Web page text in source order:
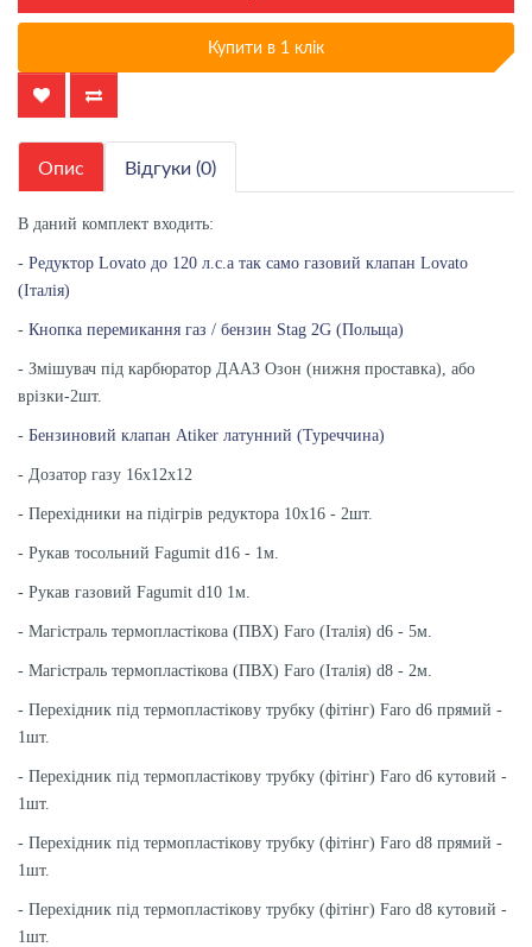
Купити в 1 клік
Опис Відгуки (0)
В даний комплект входить:
- Редуктор Lovato до 120 л.с.а так само газовий клапан Lovato
(Італія)
- Кнопка перемикання газ / бензин Stag 2G (Польща)
- Змішувач під карбюратор ДААЗ Озон (нижня проставка), або
врізки-2шт.
- Бензиновий клапан Atiker латунний (Туреччина)
- Дозатор газу 16х12х12
- Перехідники на підігрів редуктора 10х16 - 2шт.
- Рукав тосольний Fagumit d16 - 1м.
- Рукав газовий Fagumit d10 1м.
- Магістраль термопластікова (ПВХ) Faro (Італія) d6 - 5м.
- Магістраль термопластікова (ПВХ) Faro (Італія) d8 - 2м.
- Перехідник під термопластікову трубку (фітінг) Faro d6 прямий -
1шт.
- Перехідник під термопластікову трубку (фітінг) Faro d6 кутовий -
1шт.
- Перехідник під термопластікову трубку (фітінг) Faro d8 прямий -
1шт.
- Перехідник під термопластікову трубку (фітінг) Faro d8 кутовий -
1шт.